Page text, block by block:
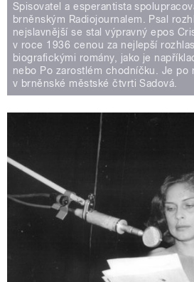
Spisovatel a esperantista
brněnským Radiojournalem. Psal
nejslavnější se stal výpravný epos
v roce 1936 cenou za nejlepší
biografickými romány, jako je
nebo Po zarostlém chodníčku. Je po
v brněnské městské čtvrti Sadová.